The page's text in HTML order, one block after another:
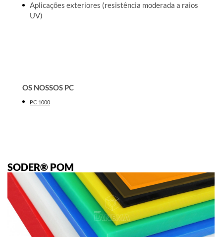
Aplicações exteriores (resistência moderada a raios
UV)
OS NOSSOS PC
PC 1000
SODER® POM